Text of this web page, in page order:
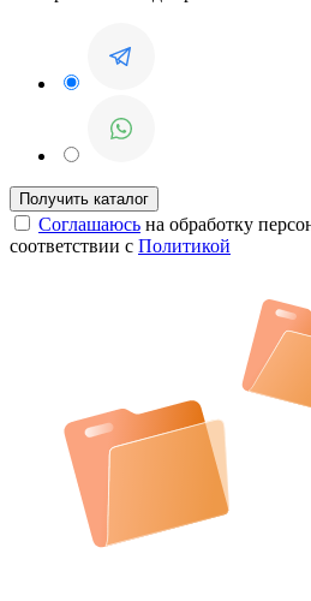
Соглашаюсь на обработку
соответствии с Политикой